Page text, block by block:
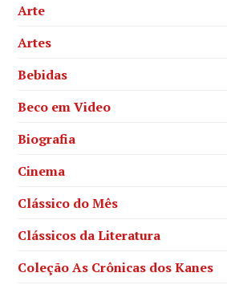
Arte
Artes
Bebidas
Beco em Video
Biografia
Cinema
Clássico do Mês
Clássicos da Literatura
Coleção As Crônicas dos Kanes